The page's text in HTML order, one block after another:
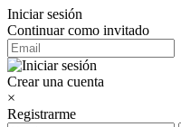
Iniciar sesión
Continuar como invitado
Crear una cuenta
×
Registrarme